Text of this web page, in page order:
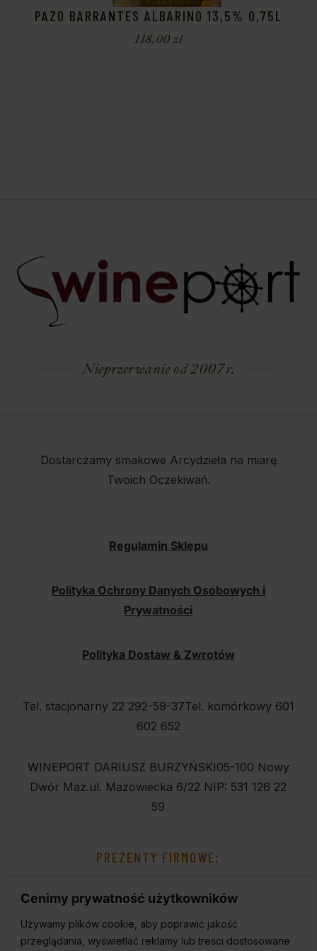
Cenimy prywatność użytkowników
Używamy plików cookie, aby poprawić jakość
przeglądania, wyświetlać reklamy lub treści dostosowane
PAZO BARRANTES ALBARINO 13,5% 0,75L
118,00zł
Nieprzerwanie od 2007 r.
Dostarczamy smakowe Arcydzieła na miarę
Twoich Oczekiwań.
Regulamin Sklepu
Polityka Ochrony Danych Osobowych i
Prywatności
Polityka Dostaw & Zwrotów
Tel. stacjonarny 22 292-59-37Tel. komórkowy 601
602 652
WINEPORT DARIUSZ BURZYŃSKI05-100 Nowy
Dwór Maz.ul. Mazowiecka 6/22 NIP: 531 126 22
59
PREZENTY FIRMOWE: